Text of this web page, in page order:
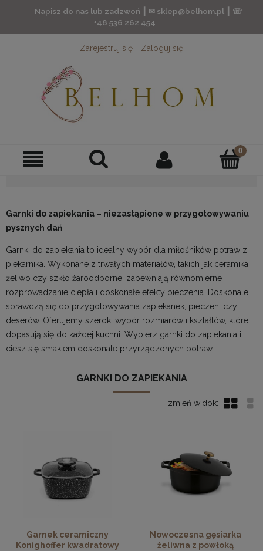
Napisz do nas lub zadzwoń ┃ ✉ sklep@belhom.pl ┃ ☏
+48 536 262 454
Zarejestruj się Zaloguj się
Garnki do zapiekania – niezastąpione w przygotowywaniu
pysznych dań
Garnki do zapiekania to idealny wybór dla miłośników potraw z
piekarnika. Wykonane z trwałych materiałów, takich jak ceramika,
żeliwo czy szkło żaroodporne, zapewniają równomierne
rozprowadzanie ciepła i doskonałe efekty pieczenia. Doskonale
sprawdzą się do przygotowywania zapiekanek, pieczeni czy
deserów. Oferujemy szeroki wybór rozmiarów i kształtów, które
dopasują się do każdej kuchni. Wybierz garnki do zapiekania i
ciesz się smakiem doskonale przyrządzonych potraw.
GARNKI DO ZAPIEKANIA
Garnek ceramiczny
Konighoffer kwadratowy
Nowoczesna gęsiarka
żeliwna z powłoką